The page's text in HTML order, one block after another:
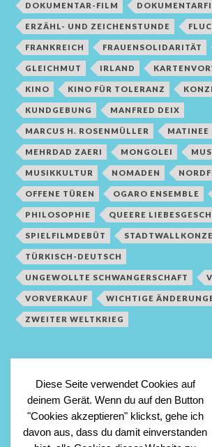
DOKUMENTAR-FILM
ERZÄHL- UND ZEICHENSTUNDE
FRANKREICH FRAUENSOLIDARITÄT
GLEICHMUT IRLAND
KINO KINO FÜR TOLERANZ
KUNDGEBUNG MANFRED DEIX
MARCUS H. ROSENMÜLLER MATINEE
MEHRDAD ZAERI MONGOLEI
MUSIKKULTUR NOMADEN
OFFENE TÜREN OGARO ENSEMBLE
PHILOSOPHIE QUEERE
SPIELFILMDEBÜT
TÜRKISCH-DEUTSCH
UNGEWOLLTE SCHWANGERSCHAFT
VORVERKAUF WICHTIGE
ZWEITER WELTKRIEG
Suchen
nach:
Diese Seite verwendet Cookies auf
deinem Gerät. Wenn du auf den Button
"Cookies akzeptieren" klickst, gehe ich
davon aus, dass du damit einverstanden